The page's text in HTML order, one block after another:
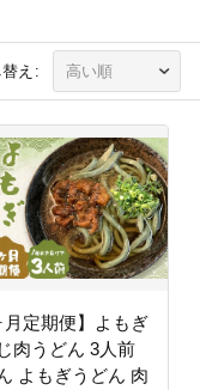
え:
月定期便】よもぎ
肉うどん 3人前
よもぎうどん 肉